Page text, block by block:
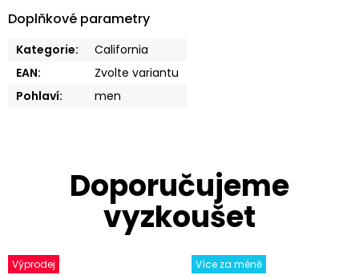
Výprodej Více za méně
Doplňkové parametry
Kategorie:
California
EAN:
Zvolte variantu
Pohlaví: men